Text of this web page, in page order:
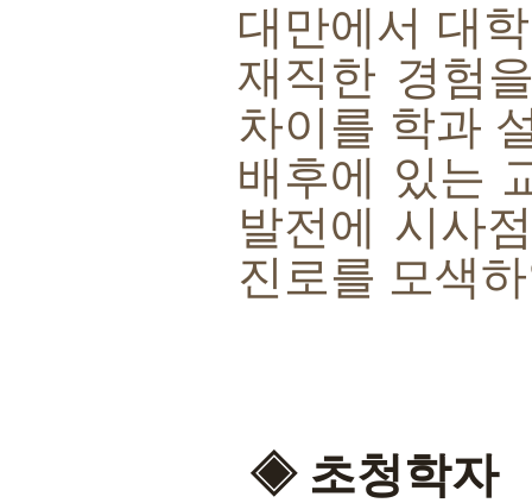
대만에서 대
재직한 경험
차이를 학과
배후에 있는
발전에 시사
진로를 모색
◈ 초청학자